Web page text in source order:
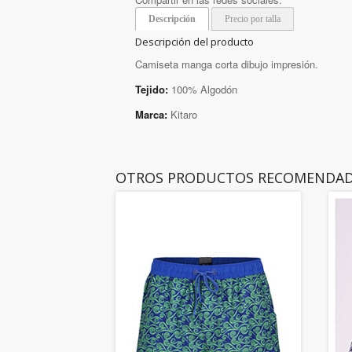
Descripción Precio por talla
Descripción del producto
Camiseta manga corta dibujo impresión.
Tejido: 100% Algodón
Marca: Kitaro
OTROS PRODUCTOS